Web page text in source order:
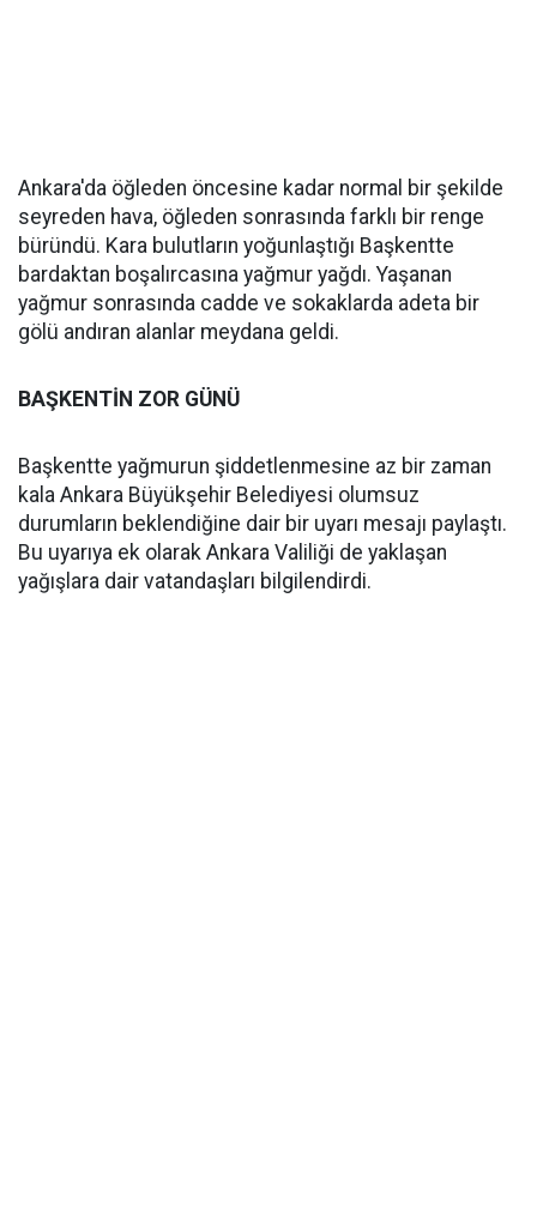
Ankara'da öğleden öncesine kadar normal bir şekilde
seyreden hava, öğleden sonrasında farklı bir renge
büründü. Kara bulutların yoğunlaştığı Başkentte
bardaktan boşalırcasına yağmur yağdı. Yaşanan
yağmur sonrasında cadde ve sokaklarda adeta bir
gölü andıran alanlar meydana geldi.
BAŞKENTİN ZOR GÜNÜ
Başkentte yağmurun şiddetlenmesine az bir zaman
kala Ankara Büyükşehir Belediyesi olumsuz
durumların beklendiğine dair bir uyarı mesajı paylaştı.
Bu uyarıya ek olarak Ankara Valiliği de yaklaşan
yağışlara dair vatandaşları bilgilendirdi.